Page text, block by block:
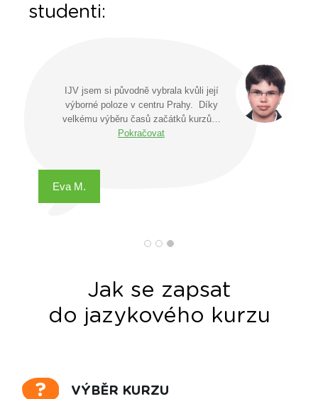
studenti:
IJV jsem si původně vybrala kvůli její
výborné poloze v centru Prahy. Díky
velkému výběru časů začátků kurzů…
Pokračovat
Eva M.
Jak se zapsat
do jazykového kurzu
VÝBĚR KURZU